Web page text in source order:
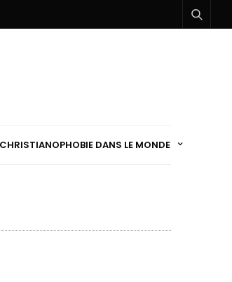
CHRISTIANOPHOBIE DANS LE MONDE